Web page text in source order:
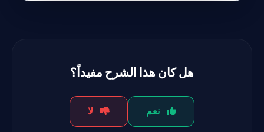
هل كان هذا الشرح مفيداً؟
نعم لا